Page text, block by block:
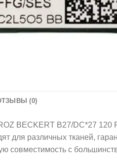
(0)
BECKERT B27/DC*27
для различных тканей,
совместимость с